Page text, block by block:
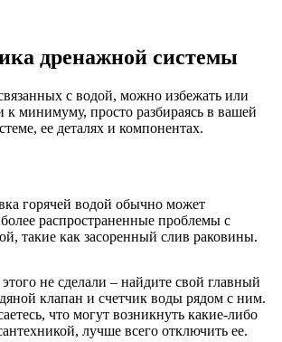
дренажной системы
с водой, можно избежать или
к минимуму, просто разбираясь в вашей
ее деталях и компонентах.
горячей водой обычно может
распространенные проблемы с
такие как засоренный слив раковины.
не сделали – найдите свой главный
клапан и счетчик воды рядом с ним.
что могут возникнуть какие-либо
лучше всего отключить ее.